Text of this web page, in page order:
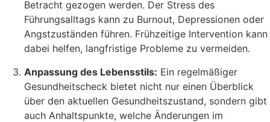
Betracht gezogen werden. Der Stress des
Führungsalltags kann zu Burnout, Depressionen oder
Angstzuständen führen. Frühzeitige Intervention kann
dabei helfen, langfristige Probleme zu vermeiden.
Anpassung des Lebensstils: Ein regelmäßiger
Gesundheitscheck bietet nicht nur einen Überblick
über den aktuellen Gesundheitszustand, sondern gibt
auch Anhaltspunkte, welche Änderungen im